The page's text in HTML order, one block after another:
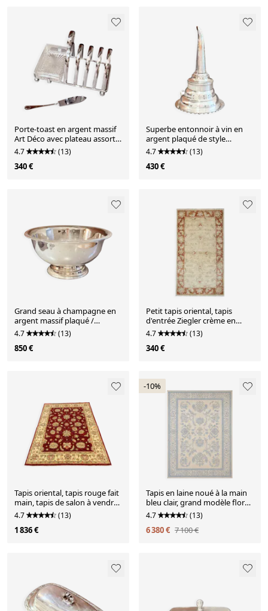
Porte-toast en argent massif
Art Déco avec plateau assorti,
beurrier en cristal et couteau.
4.7 (13)
340 €
Superbe entonnoir à vin en
argent plaqué de style
victorien, poinçon victorien
4.7 (13)
430 €
Grand seau à champagne en
argent massif plaqué /
refroidisseur à vin sur
piédestal
4.7 (13)
850 €
Petit tapis oriental, tapis
d'entrée Ziegler crème en
laine pour couloir.
4.7 (13)
340 €
Tapis oriental, tapis rouge fait
main, tapis de salon à vendre,
décoration de sol pour la
maison.
4.7 (13)
1 836 €
-10%
Tapis en laine noué à la main
bleu clair, grand modèle floral
crème, tapis Zeigler pour
intérieur.
4.7 (13)
6 380 € 7 100 €